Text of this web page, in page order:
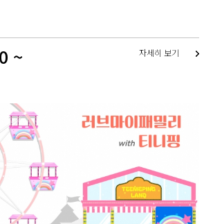
~ 자세히 보기